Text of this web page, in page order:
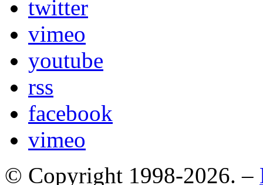
twitter
vimeo
youtube
rss
facebook
vimeo
© Copyright 1998-2026. –